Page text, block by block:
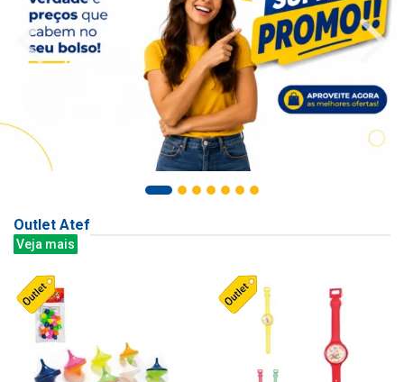
Outlet Atef
Veja mais